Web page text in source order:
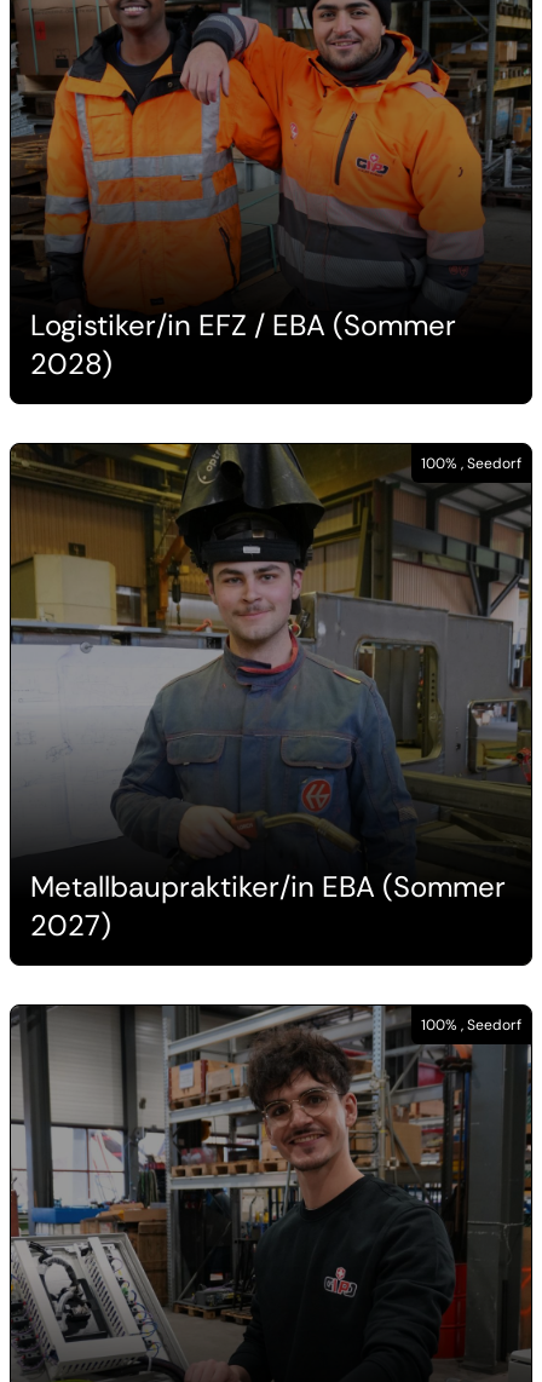
Logistiker/in EFZ / EBA (Sommer
2028)
100% , Seedorf
Metallbaupraktiker/in EBA (Sommer
2027)
100% , Seedorf